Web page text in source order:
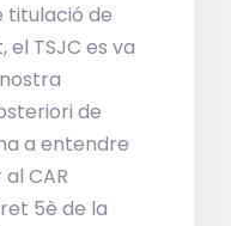
titulació de
el TSJC es va
de
a entendre
CAR
5è de la